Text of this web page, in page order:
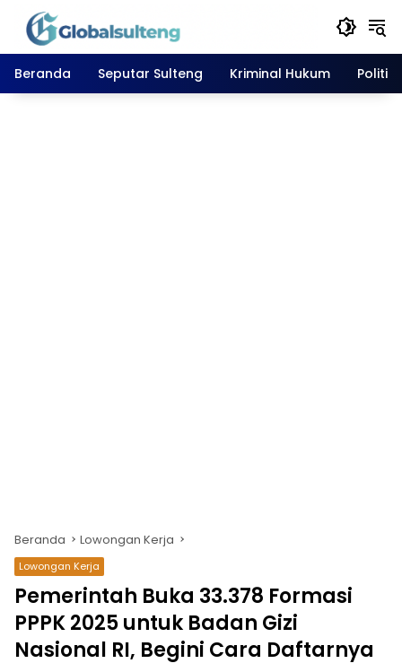
Langsung
konten
Beranda
Seputar Sulteng Kriminal Hukum Politik
Beranda Lowongan Kerja
Lowongan Kerja
Pemerintah Buka 33.378 Formasi
PPPK 2025 untuk Badan Gizi
Nasional RI, Begini Cara Daftarnya